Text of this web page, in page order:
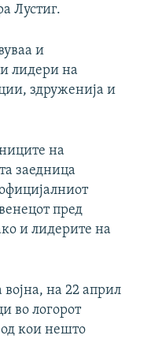
Лустиг.
и
лидери на
здруженија и
на
заедница
пред
и лидерите на
војна, на 22 април
во логорот
од кои нешто